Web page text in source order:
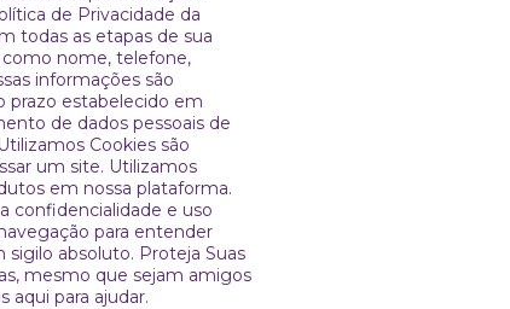
de Privacidade da
todas as etapas de sua
como nome, telefone,
informações são
prazo estabelecido em
de dados pessoais de
Cookies são
um site. Utilizamos
em nossa plataforma.
confidencialidade e uso
para entender
absoluto. Proteja Suas
mesmo que sejam amigos
aqui para ajudar.